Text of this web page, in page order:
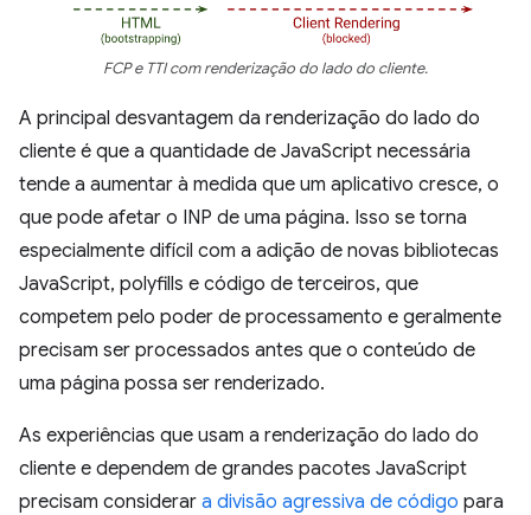
FCP e TTI com renderização do lado do cliente.
A principal desvantagem da renderização do lado do
cliente é que a quantidade de JavaScript necessária
tende a aumentar à medida que um aplicativo cresce, o
que pode afetar o INP de uma página. Isso se torna
especialmente difícil com a adição de novas bibliotecas
JavaScript, polyfills e código de terceiros, que
competem pelo poder de processamento e geralmente
precisam ser processados antes que o conteúdo de
uma página possa ser renderizado.
As experiências que usam a renderização do lado do
cliente e dependem de grandes pacotes JavaScript
precisam considerar a divisão agressiva de código para